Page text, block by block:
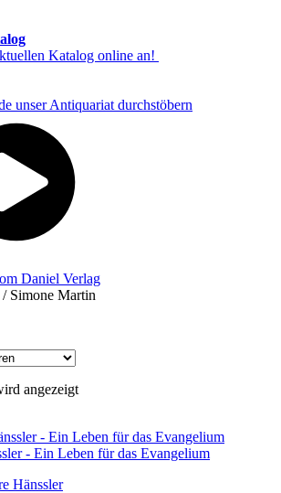
Katalog online an!
unser Antiquariat durchstöbern
Daniel Verlag
Simone Martin
angezeigt
- Ein Leben für das Evangelium
Hänssler